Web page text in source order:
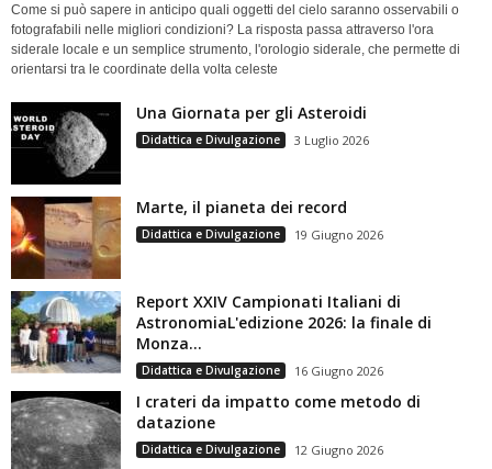
Come si può sapere in anticipo quali oggetti del cielo saranno osservabili o
fotografabili nelle migliori condizioni? La risposta passa attraverso l'ora
siderale locale e un semplice strumento, l'orologio siderale, che permette di
orientarsi tra le coordinate della volta celeste
Una Giornata per gli Asteroidi
Didattica e Divulgazione 3 Luglio 2026
Marte, il pianeta dei record
Didattica e Divulgazione 19 Giugno 2026
Report XXIV Campionati Italiani di
AstronomiaL'edizione 2026: la finale di
Monza...
Didattica e Divulgazione 16 Giugno 2026
I crateri da impatto come metodo di
datazione
Didattica e Divulgazione 12 Giugno 2026